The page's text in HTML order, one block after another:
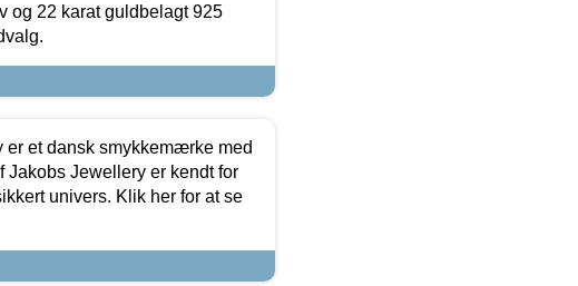
og 22 karat guldbelagt 925
et dansk smykkemærke med
Jakobs Jewellery er kendt for
univers. Klik her for at se